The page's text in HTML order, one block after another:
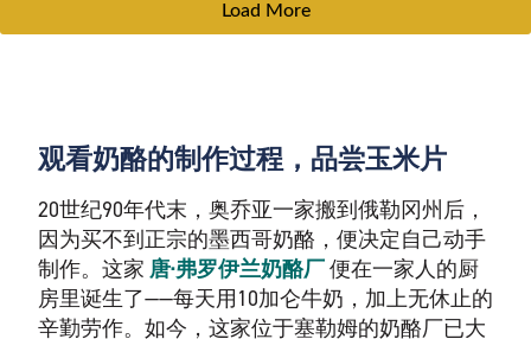
Load More
观看奶酪的制作过程，品尝玉米片
20世纪90年代末，奥乔亚一家搬到俄勒冈州后，
因为买不到正宗的墨西哥奶酪，便决定自己动手
制作。这家 唐·弗罗伊兰奶酪厂便在一家人的厨
房里诞生了——每天用10加仑牛奶，加上无休止的
辛勤劳作。如今，这家位于塞勒姆的奶酪厂已大